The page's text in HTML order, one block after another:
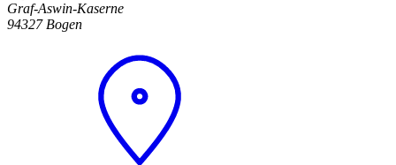
Graf-Aswin-Kaserne
94327 Bogen